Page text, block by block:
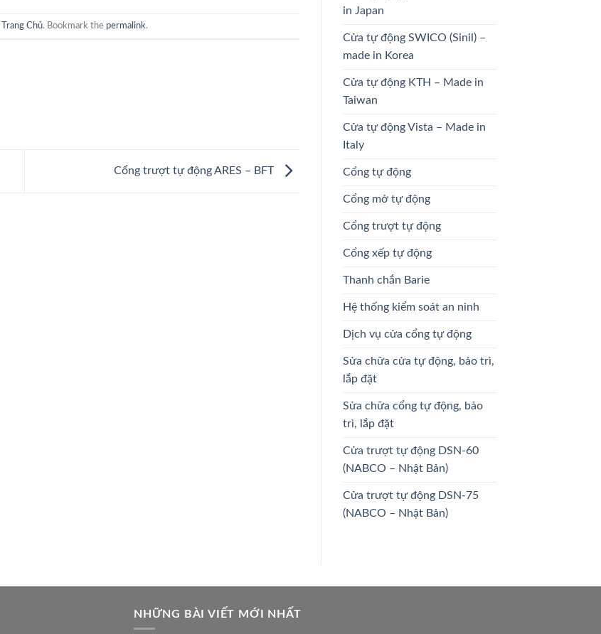
Trang Chủ. Bookmark the permalink.
Cổng trượt tự động ARES – BFT
in Japan
Cửa tự động SWICO (Sinil) –
made in Korea
Cửa tự động KTH – Made in
Taiwan
Cửa tự động Vista – Made in
Italy
Cổng tự động
Cổng mở tự động
Cổng trượt tự động
Cổng xếp tự động
Thanh chắn Barie
Hệ thống kiểm soát an ninh
Dịch vụ cửa cổng tự động
Sửa chữa cửa tự động, bảo trì,
lắp đặt
Sửa chữa cổng tự động, bảo
trì, lắp đặt
Cửa trượt tự động DSN-60
(NABCO – Nhật Bản)
Cửa trượt tự động DSN-75
(NABCO – Nhật Bản)
NHỮNG BÀI VIẾT MỚI NHẤT